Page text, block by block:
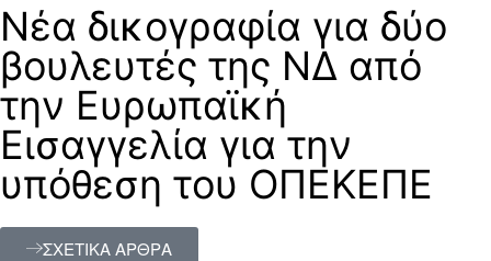
Νέα δικογραφία για δύο
βουλευτές της ΝΔ από
την Ευρωπαϊκή
Εισαγγελία για την
υπόθεση του ΟΠΕΚΕΠΕ
ΣΧΕΤΙΚΑ ΑΡΘΡΑ